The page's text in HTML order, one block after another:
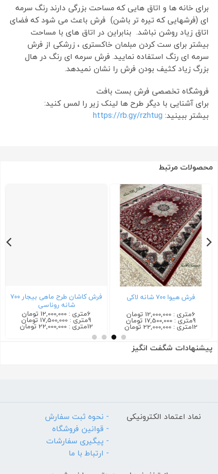
برای خانه ها و اتاق هایی که مساحت بزرگی دارند رنگ سرمه
ای (فرشهایی که تیره تر باشن) فرش باعث می شود که فضای
اتاق زیاد روشن نباشد. بنابراین در اتاق های با مساحت
بیشتر برای ست کردن مبلمان خاکستری ، زرشکی از فرش
سرمه ای رنگ استفاده نمایید. فرش سرمه ای رنگ در هال
بزرگ زیاد کثیف بودن فرش را نشان نمیدهد.
فروشگاه تخصصی فرش بست بافت
برای آشنایی با دیگر طرح ها لینک زیر را لمس کنید:
بیشتر ببینید: https://rb.gy/rzhtug
محصولات مرتبط
فرش هیوا ۷۰۰ شانه لاکی
6متری : 12,000,000 تومان
9متری : 17,500,000 تومان
12متری : 22,000,000 تومان
فرش کاشان طرح ماهی بیجار ۷۰۰
شانه روناسی
6متری : 12,000,000 تومان
9متری : 17,500,000 تومان
12متری : 22,000,000 تومان
پیشنهادات شگفت انگیز
نماد اعتماد الکترونیکی
- نحوه ثبت سفارش
- قوانین فروشگاه
- پیگیری سفارشات
- ارتباط با ما